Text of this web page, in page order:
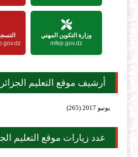
وزارة التكوين المهني
mfep.gov.dz
أرشيف موقع التعليم
عدد زيارات موقع التعليم